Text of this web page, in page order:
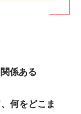
係ある
何をどこま